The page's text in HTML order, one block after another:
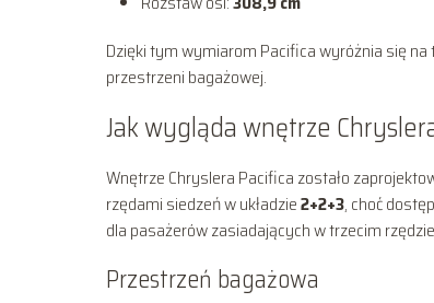
Dzięki tym wymiarom Pacifica wyróżnia się
przestrzeni bagażowej.
Jak wygląda wnętrze
Wnętrze Chryslera Pacifica zostało
rzędami siedzeń w układzie2+2+3, choć
dla pasażerów zasiadających w trzecim
Przestrzeń bagażowa